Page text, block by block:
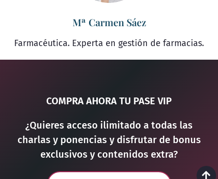
Mª Carmen Sáez
Farmacéutica. Experta en gestión de farmacias.
COMPRA AHORA TU PASE VIP
¿Quieres acceso ilimitado a todas las
charlas y ponencias y disfrutar de bonus
exclusivos y contenidos extra?